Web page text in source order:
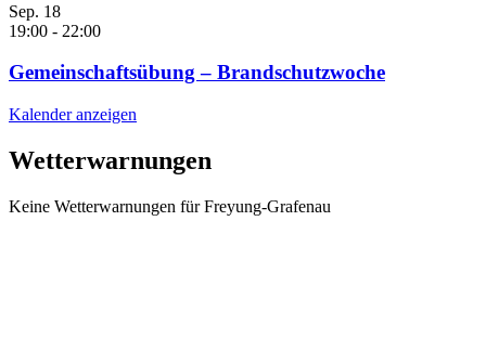
Sep. 18
19:00 - 22:00
Gemeinschaftsübung – Brandschutzwoche
Kalender anzeigen
Wetterwarnungen
Keine Wetterwarnungen für Freyung-Grafenau